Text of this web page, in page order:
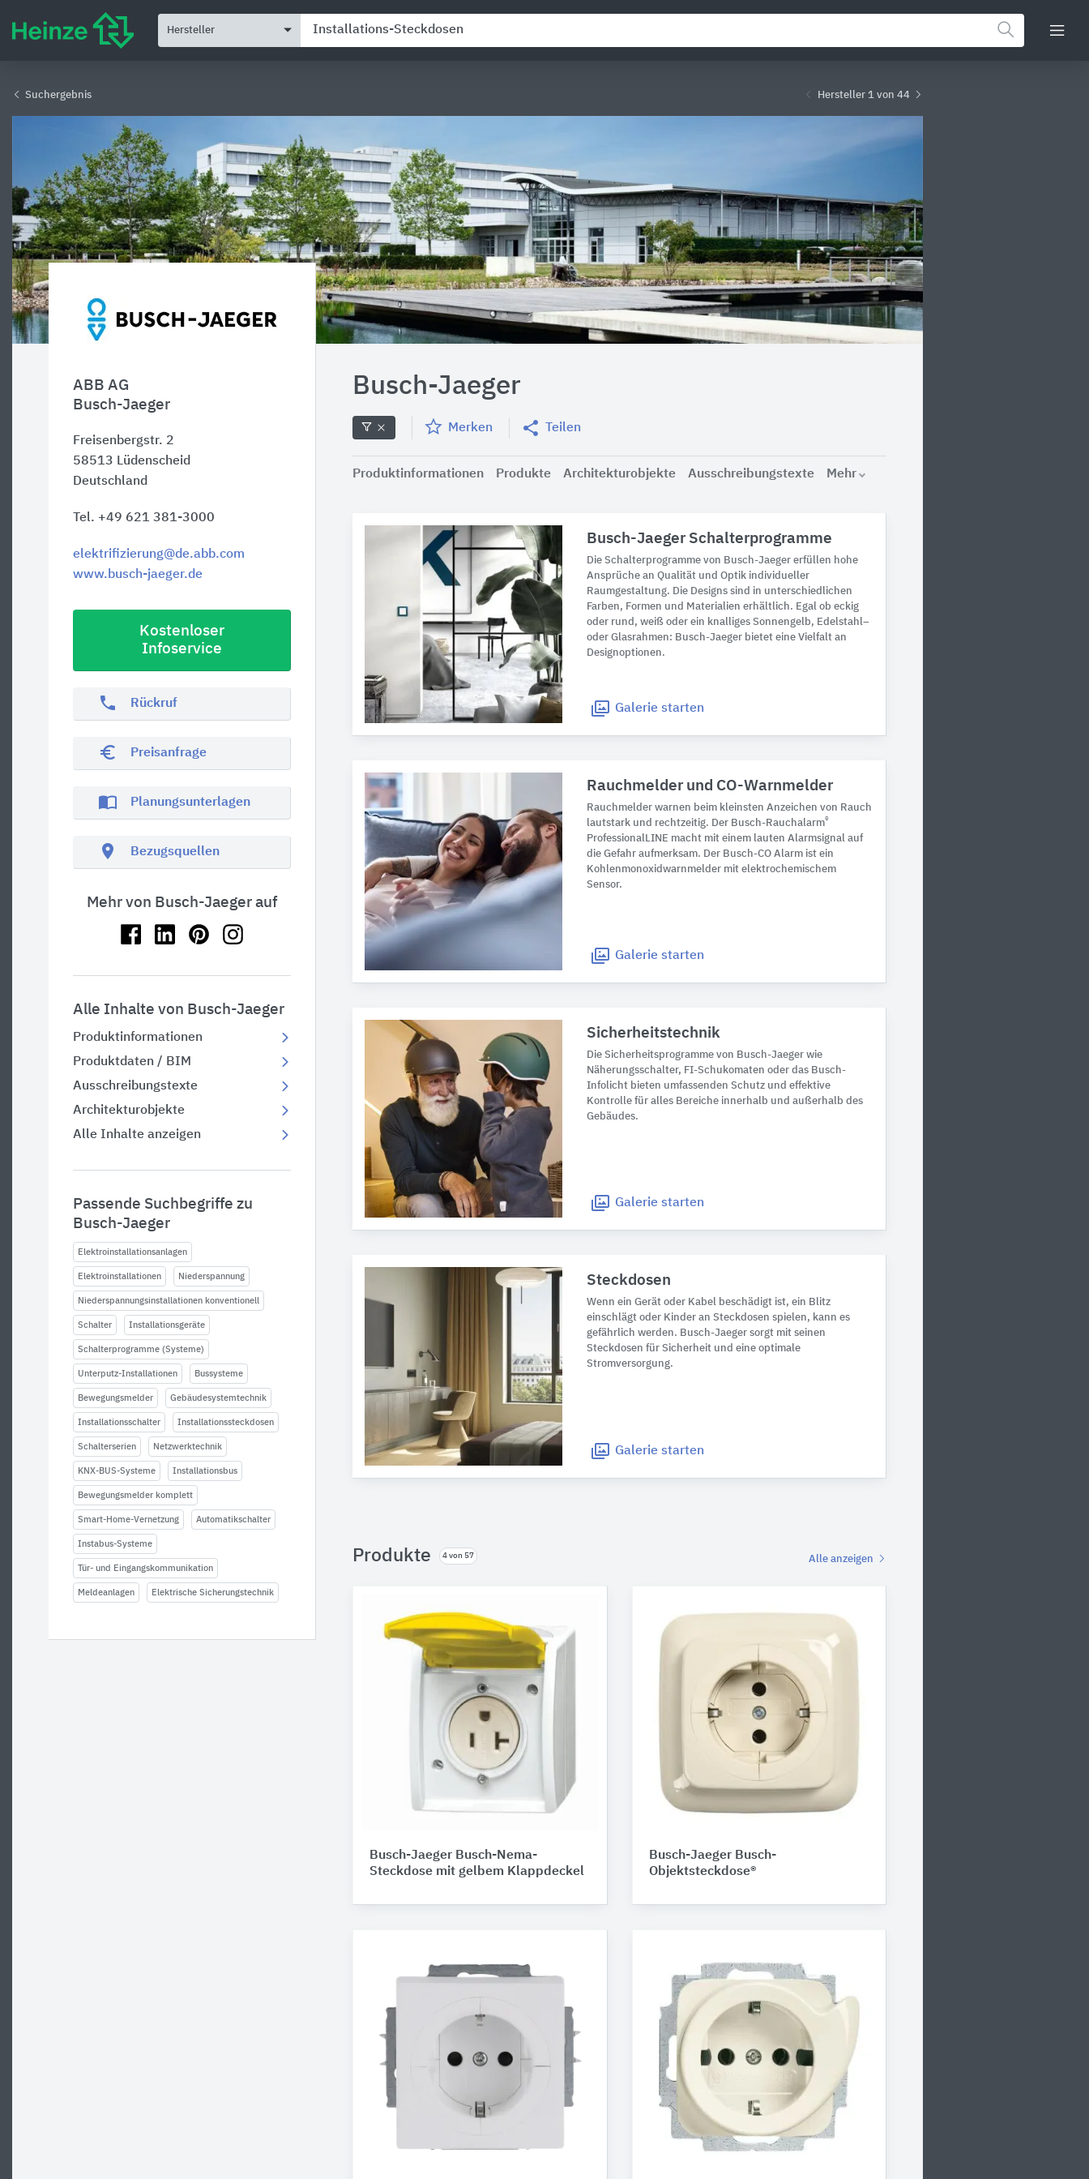
Hersteller
Suchergebnis Hersteller 1 von 44
ABB AG
Busch-Jaeger
Freisenbergstr. 2
58513 Lüdenscheid
Deutschland
Tel. +49 621 381-3000
elektrifizierung@de.abb.com
www.busch-jaeger.de
Kostenloser
Infoservice
phone Rückruf
euro_symbol Preisanfrage
import_contacts Planungsunterlagen
location_on Bezugsquellen
Mehr von Busch-Jaeger auf
Alle Inhalte von Busch-Jaeger
Produktinformationen
Produktdaten / BIM
Ausschreibungstexte
Architekturobjekte
Alle Inhalte anzeigen
Passende Suchbegriffe zu
Busch-Jaeger
Elektroinstallationsanlagen
Elektroinstallationen Niederspannung
Niederspannungsinstallationen konventionell
Schalter Installationsgeräte
Schalterprogramme (Systeme)
Unterputz-Installationen Bussysteme
Bewegungsmelder Gebäudesystemtechnik
Installationsschalter Installationssteckdosen
Schalterserien Netzwerktechnik
KNX-BUS-Systeme Installationsbus
Bewegungsmelder komplett
Smart-Home-Vernetzung Automatikschalter
Instabus-Systeme
Tür- und Eingangskommunikation
Meldeanlagen Elektrische Sicherungstechnik
Busch-Jaeger
Merken Teilen
Produktinformationen Produkte Architekturobjekte Ausschreibungstexte Mehr
Busch-Jaeger Schalterprogramme
Die Schalterprogramme von Busch-Jaeger erfüllen hohe
Ansprüche an Qualität und Optik individueller
Raumgestaltung. Die Designs sind in unterschiedlichen
Farben, Formen und Materialien erhältlich. Egal ob eckig
oder rund, weiß oder ein knalliges Sonnengelb, Edelstahl–
oder Glasrahmen: Busch-Jaeger bietet eine Vielfalt an
Designoptionen.
Galerie starten
Rauchmelder und CO-Warnmelder
Rauchmelder warnen beim kleinsten Anzeichen von Rauch
lautstark und rechtzeitig. Der Busch-Rauchalarm®
ProfessionalLINE macht mit einem lauten Alarmsignal auf
die Gefahr aufmerksam. Der Busch-CO Alarm ist ein
Kohlenmonoxidwarnmelder mit elektrochemischem
Sensor.
Galerie starten
Sicherheitstechnik
Die Sicherheitsprogramme von Busch-Jaeger wie
Näherungsschalter, FI-Schukomaten oder das Busch-
Infolicht bieten umfassenden Schutz und effektive
Kontrolle für alles Bereiche innerhalb und außerhalb des
Gebäudes.
Galerie starten
Steckdosen
Wenn ein Gerät oder Kabel beschädigt ist, ein Blitz
einschlägt oder Kinder an Steckdosen spielen, kann es
gefährlich werden. Busch-Jaeger sorgt mit seinen
Steckdosen für Sicherheit und eine optimale
Stromversorgung.
Galerie starten
Produkte 4 von 57 Alle anzeigen
Busch-Jaeger Busch-Nema-
Steckdose mit gelbem Klappdeckel
Busch-Jaeger Busch-
Objektsteckdose®